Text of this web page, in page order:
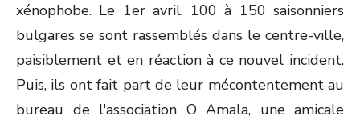
xénophobe. Le 1eravril, 100 à 150 saisonniers
bulgares se sont rassemblés dans le centre-ville,
paisiblement et en réaction à ce nouvel incident.
Puis, ils ont fait part de leur mécontentement au
bureau de l'association O Amala, une amicale